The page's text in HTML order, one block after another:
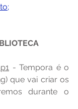
- Tempora é o
que vai criar os
durante o